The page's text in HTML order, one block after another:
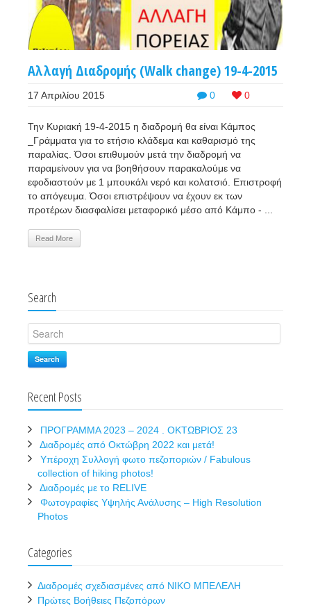
Αλλαγή Διαδρομής (Walk change) 19-4-2015
0 0
17 Απριλίου 2015
Την Κυριακή 19-4-2015 η διαδρομή θα είναι Κάμπος
_Γράμματα για το ετήσιο κλάδεμα και καθαρισμό της
παραλίας. Όσοι επιθυμούν μετά την διαδρομή να
παραμείνουν για να βοηθήσουν παρακαλούμε να
εφοδιαστούν με 1 μπουκάλι νερό και κολατσιό. Επιστροφή
το απόγευμα. Όσοι επιστρέψουν να έχουν εκ των
προτέρων διασφαλίσει μεταφορικό μέσο από Κάμπο - ...
Read More
Search
Search
Recent Posts
ΠΡΟΓΡΑΜΜΑ 2023 – 2024 . ΟΚΤΩΒΡΙΟΣ 23
Διαδρομές από Οκτώβρη 2022 και μετά!
Υπέροχη Συλλογή φωτο πεζοποριών / Fabulous
collection of hiking photos!
Διαδρομές με το RELIVE
Φωτογραφίες Υψηλής Ανάλυσης – High Resolution
Photos
Categories
Διαδρομές σχεδιασμένες από ΝΙΚΟ ΜΠΕΛΕΛΗ
Πρώτες Βοήθειες Πεζοπόρων